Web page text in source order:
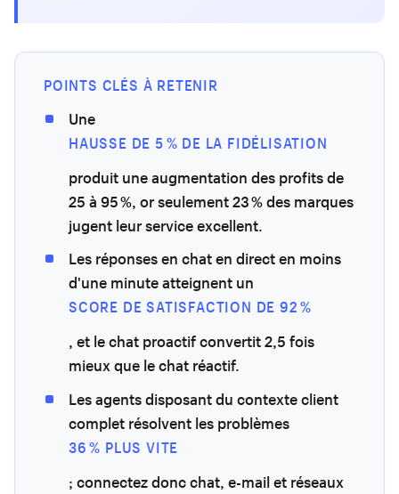
POINTS CLÉS À RETENIR
Une
HAUSSE DE 5 % DE LA FIDÉLISATION
produit une augmentation des profits de
25 à 95 %, or seulement 23 % des marques
jugent leur service excellent.
Les réponses en chat en direct en moins
d'une minute atteignent un
SCORE DE SATISFACTION DE 92 %
, et le chat proactif convertit 2,5 fois
mieux que le chat réactif.
Les agents disposant du contexte client
complet résolvent les problèmes
36 % PLUS VITE
; connectez donc chat, e-mail et réseaux